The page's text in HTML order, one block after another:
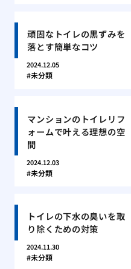
頑固なトイレの黒ずみを
落とす簡単なコツ
2024.12.05
未分類
マンションのトイレリフ
ォームで叶える理想の空
間
2024.12.03
未分類
トイレの下水の臭いを取
り除くための対策
2024.11.30
未分類